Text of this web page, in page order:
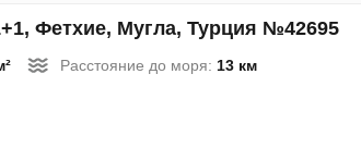
Фетхие, Мугла, Турция №42695
Расстояние до моря: 13 км